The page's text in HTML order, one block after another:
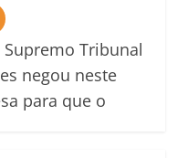
Tribunal
negou neste
para que o